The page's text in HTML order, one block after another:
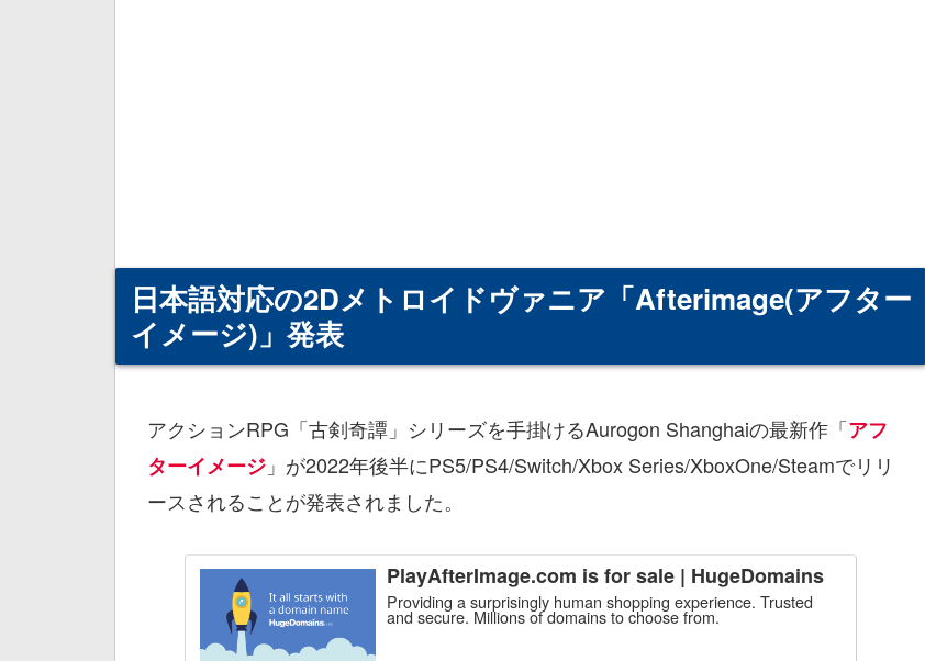
日本語対応の2Dメトロイドヴァニア「Afterimage(アフター
イメージ)」発表
アクションRPG「古剣奇譚」シリーズを手掛けるAurogon Shanghaiの最新作「アフ
ターイメージ 」が2022年後半にPS5/PS4/Switch/Xbox Series/XboxOne/Steamでリリ
ースされることが発表されました。
PlayAfterImage.com is for sale | HugeDomains
Providing a surprisingly human shopping experience. Trusted
and secure. Millions of domains to choose from.